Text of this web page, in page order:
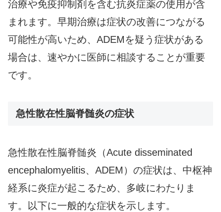
治療や免疫抑制剤を含む抗炎症薬の使用が含
まれます。早期治療は症状の改善につながる
可能性が高いため、ADEMを疑う症状がある
場合は、速やかに医師に相談することが重要
です。
急性散在性脳脊髄炎の症状
急性散在性脳脊髄炎（Acute disseminated
encephalomyelitis、ADEM）の症状は、中枢神
経系に炎症が起こるため、多岐にわたりま
す。以下に一般的な症状を示します。